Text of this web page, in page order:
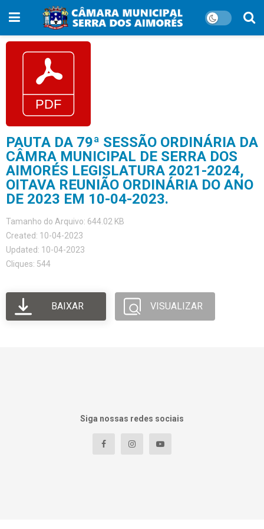
PAUTA DA 79ª SESSÃO ORDINÁRIA DA
CÂMRA MUNICIPAL DE SERRA DOS
AIMORÉS LEGISLATURA 2021-2024,
OITAVA REUNIÃO ORDINÁRIA DO ANO
DE 2023 EM 10-04-2023.
Tamanho do Arquivo: 644.02 KB
Created: 10-04-2023
Updated: 10-04-2023
Cliques: 544
BAIXAR VISUALIZAR
Siga nossas redes sociais